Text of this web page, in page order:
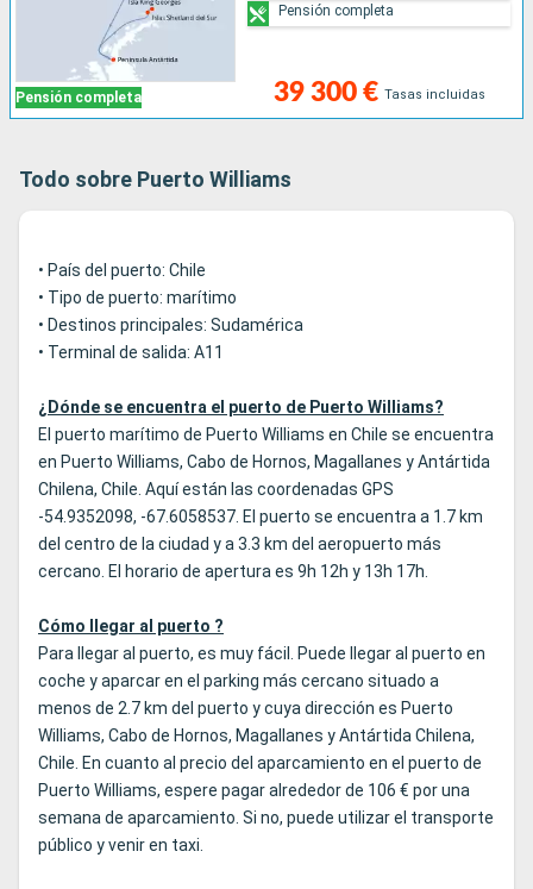
Pensión completa 39 300 € Tasas incluidas
Pensión completa
Todo sobre Puerto Williams
• País del puerto: Chile
• Tipo de puerto: marítimo
• Destinos principales: Sudamérica
• Terminal de salida: A11
¿Dónde se encuentra el puerto de Puerto Williams?
El puerto marítimo de Puerto Williams en Chile se encuentra
en Puerto Williams, Cabo de Hornos, Magallanes y Antártida
Chilena, Chile. Aquí están las coordenadas GPS
-54.9352098, -67.6058537. El puerto se encuentra a 1.7 km
del centro de la ciudad y a 3.3 km del aeropuerto más
cercano. El horario de apertura es 9h 12h y 13h 17h.
Cómo llegar al puerto ?
Para llegar al puerto, es muy fácil. Puede llegar al puerto en
coche y aparcar en el parking más cercano situado a
menos de 2.7 km del puerto y cuya dirección es Puerto
Williams, Cabo de Hornos, Magallanes y Antártida Chilena,
Chile. En cuanto al precio del aparcamiento en el puerto de
Puerto Williams, espere pagar alrededor de 106 € por una
semana de aparcamiento. Si no, puede utilizar el transporte
público y venir en taxi.